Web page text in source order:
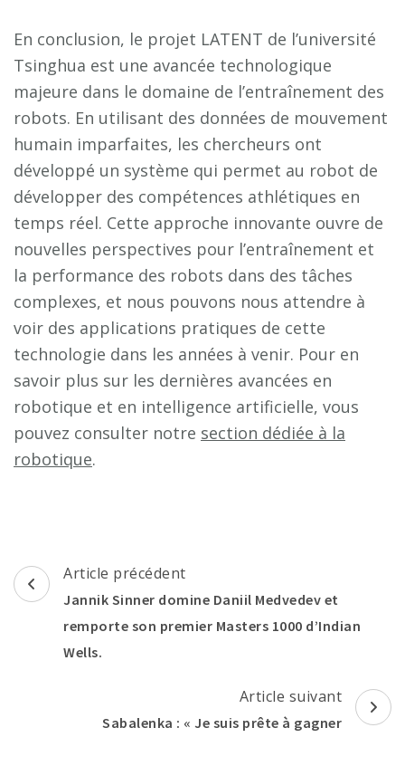
En conclusion, le projet LATENT de l’université
Tsinghua est une avancée technologique
majeure dans le domaine de l’entraînement des
robots. En utilisant des données de mouvement
humain imparfaites, les chercheurs ont
développé un système qui permet au robot de
développer des compétences athlétiques en
temps réel. Cette approche innovante ouvre de
nouvelles perspectives pour l’entraînement et
la performance des robots dans des tâches
complexes, et nous pouvons nous attendre à
voir des applications pratiques de cette
technologie dans les années à venir. Pour en
savoir plus sur les dernières avancées en
robotique et en intelligence artificielle, vous
pouvez consulter notre section dédiée à la
robotique.
Navigation
d'article
Article précédent
Jannik Sinner domine Daniil Medvedev et
remporte son premier Masters 1000 d’Indian
Wells.
Article suivant
Sabalenka : « Je suis prête à gagner